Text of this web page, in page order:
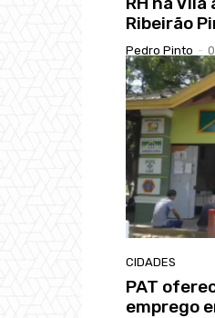
Ribeirão
Pedro Pinto -
CIDADES
PAT
emprego